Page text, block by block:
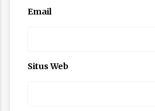
Email
Situs Web